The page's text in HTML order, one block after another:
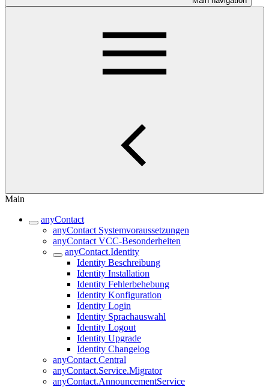
Main
anyContact
anyContact Systemvoraussetzungen
anyContact VCC-Besonderheiten
anyContact.Identity
Identity Beschreibung
Identity Installation
Identity Fehlerbehebung
Identity Konfiguration
Identity Login
Identity Sprachauswahl
Identity Logout
Identity Upgrade
Identity Changelog
anyContact.Central
anyContact.Service.Migrator
anyContact.AnnouncementService